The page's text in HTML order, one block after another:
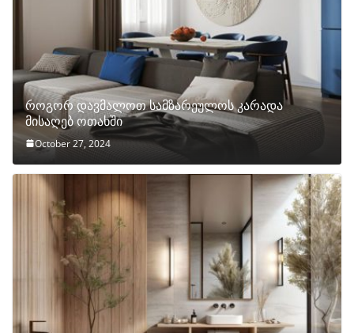
როგორ დავმალოთ სამზარეულოს კარადა
მისაღებ ოთახში
October 27, 2024